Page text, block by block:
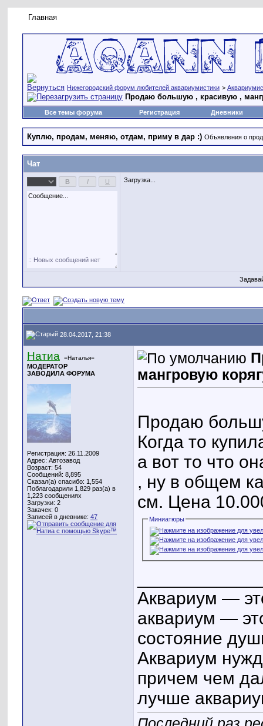
Главная
Нижегородский форум любителей аквариумистики >
Продаю большую , красивую ,
Все темы форума Регистрация Дневники
Куплю, продам, меняю, отдам, приму в дар :) Объявления о
Чат
Загрузка...
28.04.2017, 21:38
Натиа =Наталья=
МОДЕРАТОР
ЗАВОДИЛА ФОРУМА
Регистрация: 26.11.2009
Адрес: Автозавод
Возраст: 54
Сообщений: 8,895
Сказал(а) спасибо: 1,554
Поблагодарили 1,829 раз(а) в
1,223 сообщениях
Загрузки: 2
Закачек: 0
Записей в дневнике: 47
мангровую
Продаю
Когда то
а вот то что
, ну в общем
см. Цена
Миниатюры
Аквариум —
аквариум —
состояние
Аквариум
причем чем
лучше